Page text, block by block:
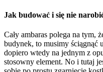
Jak budować i się nie
Cały ambaras polega na tym,
budynek, to musimy ściągnąć
dopiero wtedy na jednym z
stosowny element. No i tutaj